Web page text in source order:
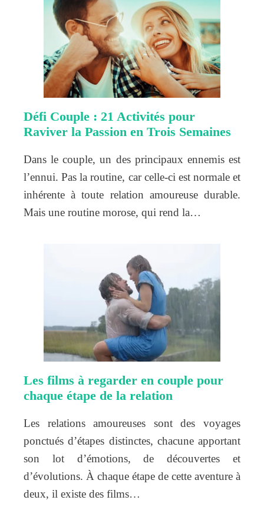
Défi Couple : 21 Activités pour
Raviver la Passion en Trois Semaines
Dans le couple, un des principaux ennemis est
l’ennui. Pas la routine, car celle-ci est normale et
inhérente à toute relation amoureuse durable.
Mais une routine morose, qui rend la…
Les films à regarder en couple pour
chaque étape de la relation
Les relations amoureuses sont des voyages
ponctués d’étapes distinctes, chacune apportant
son lot d’émotions, de découvertes et
d’évolutions. À chaque étape de cette aventure à
deux, il existe des films…